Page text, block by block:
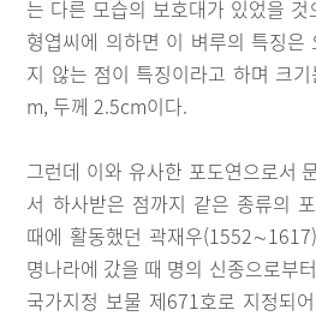
는 다른 모습의 보호대가 있었을
형엽씨에 의하면 이 벼루의 특징은
지 않는 점이 특징이라고 하며 크
m, 두께 2.5cm이다.
그런데 이와 유사한 포도연으로서
서 하사받은 점까지 같은 종류의
때에 활동했던 곽재우
명나라에 갔을 때 명의 신종으로부
국가지정 보물 제671호로 지정되